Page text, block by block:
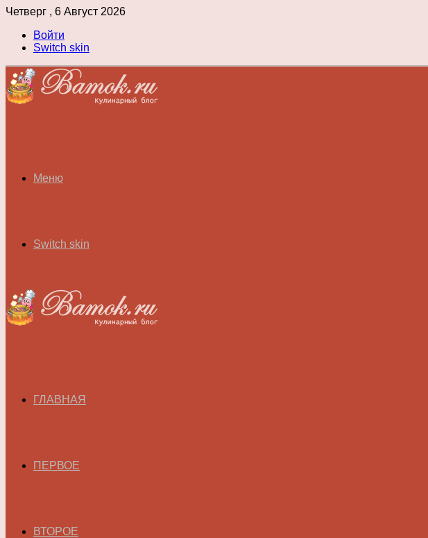
Четверг , 6 Август 2026
Войти
Switch skin
Меню
Switch skin
ГЛАВНАЯ
ПЕРВОЕ
ВТОРОЕ